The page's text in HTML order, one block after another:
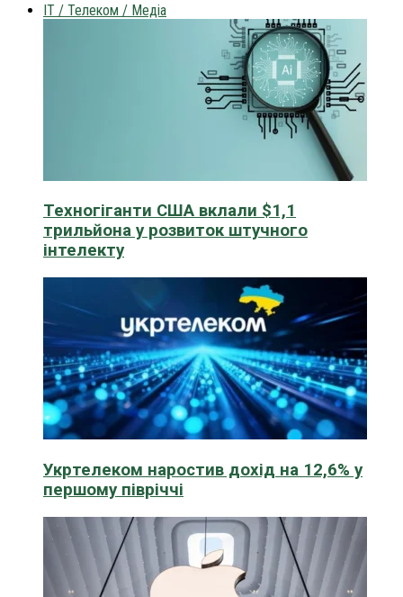
IT / Телеком / Медіа
Техногіганти США вклали $1,1
трильйона у розвиток штучного
інтелекту
Укртелеком наростив дохід на 12,6% у
першому півріччі